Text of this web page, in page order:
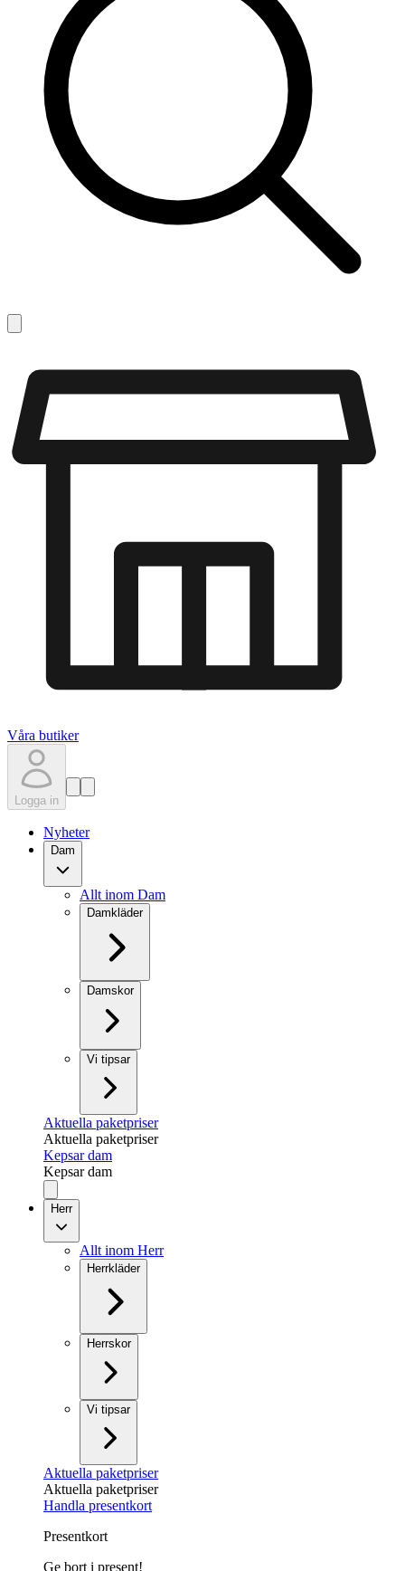
Våra butiker
Logga in
Nyheter
Dam
Allt inom Dam
Damkläder
Damskor
Vi tipsar
Aktuella paketpriser
Aktuella paketpriser
Kepsar dam
Kepsar dam
Herr
Allt inom Herr
Herrkläder
Herrskor
Vi tipsar
Aktuella paketpriser
Aktuella paketpriser
Handla presentkort
Presentkort
Ge bort i present!